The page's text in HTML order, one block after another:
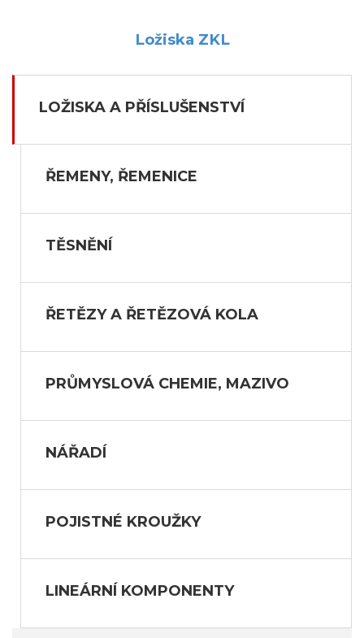
Ložiska ZKL
LOŽISKA A PŘÍSLUŠENSTVÍ
ŘEMENY, ŘEMENICE
TĚSNĚNÍ
ŘETĚZY A ŘETĚZOVÁ KOLA
PRŮMYSLOVÁ CHEMIE, MAZIVO
NÁŘADÍ
POJISTNÉ KROUŽKY
LINEÁRNÍ KOMPONENTY